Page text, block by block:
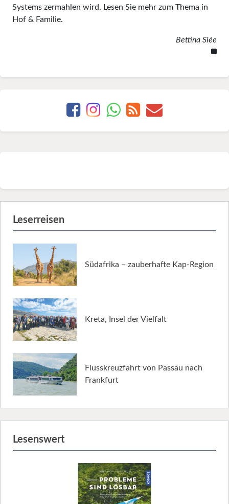
Systems zermahlen wird. Lesen Sie mehr zum Thema in
Hof & Familie.
Bettina Siée
Leserreisen
Südafrika – zauberhafte Kap-Region
Kreta, Insel der Vielfalt
Flusskreuzfahrt von Passau nach
Frankfurt
Lesenswert